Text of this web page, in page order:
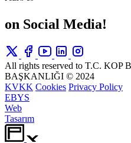
on Social Media!
All rights reserved to T.C.
BAŞKANLIĞI © 2024
KVKK Cookies Privacy Policy
EBYS
Web
Tasarım